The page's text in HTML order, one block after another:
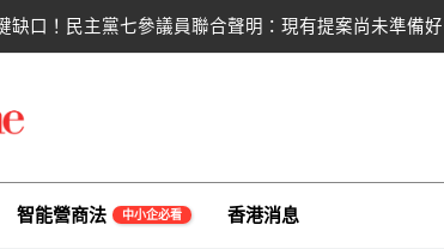
缺口！民主黨七參議員聯合聲明：現有提案尚未準備好
款談判陷僵局！Warren正式要求SEC調查特朗普迷因幣
虧損 惟遭摩根士丹利狠砍目標價 市場聚焦流通量萎縮
加密貨幣、元宇宙及金融科技FinTech等資訊。
智能營商法 中小企必看 香港消息